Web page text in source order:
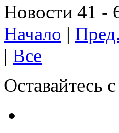
Новости 41 -
Начало | Пред.
| Все
Оставайтесь